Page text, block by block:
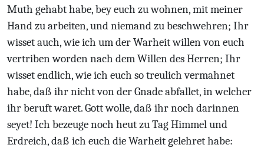
Muth gehabt habe, bey euch zu wohnen, mit meiner
Hand zu arbeiten, und niemand zu beschwehren; Ihr
wisset auch, wie ich um der Warheit willen von euch
vertriben worden nach dem Willen des Herren; Ihr
wisset endlich, wie ich euch so treulich vermahnet
habe, daß ihr nicht von der Gnade abfallet, in welcher
ihr beruft waret. Gott wolle, daß ihr noch darinnen
seyet! Ich bezeuge noch heut zu Tag Himmel und
Erdreich, daß ich euch die Warheit gelehret habe: